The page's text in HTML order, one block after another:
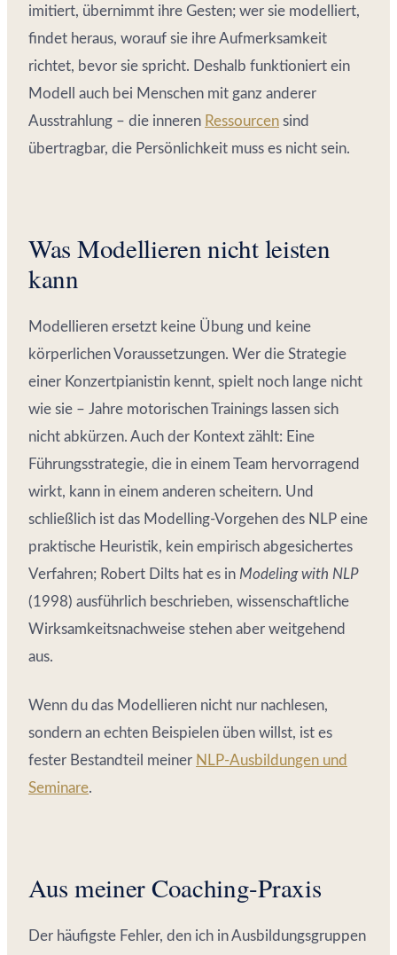
imitiert, übernimmt ihre Gesten; wer sie modelliert,
findet heraus, worauf sie ihre Aufmerksamkeit
richtet, bevor sie spricht. Deshalb funktioniert ein
Modell auch bei Menschen mit ganz anderer
Ausstrahlung – die inneren Ressourcen sind
übertragbar, die Persönlichkeit muss es nicht sein.
Was Modellieren nicht leisten
kann
Modellieren ersetzt keine Übung und keine
körperlichen Voraussetzungen. Wer die Strategie
einer Konzertpianistin kennt, spielt noch lange nicht
wie sie – Jahre motorischen Trainings lassen sich
nicht abkürzen. Auch der Kontext zählt: Eine
Führungsstrategie, die in einem Team hervorragend
wirkt, kann in einem anderen scheitern. Und
schließlich ist das Modelling-Vorgehen des NLP eine
praktische Heuristik, kein empirisch abgesichertes
Verfahren; Robert Dilts hat es in Modeling with NLP
(1998) ausführlich beschrieben, wissenschaftliche
Wirksamkeitsnachweise stehen aber weitgehend
aus.
Wenn du das Modellieren nicht nur nachlesen,
sondern an echten Beispielen üben willst, ist es
fester Bestandteil meiner NLP-Ausbildungen und
Seminare.
Aus meiner Coaching-Praxis
Der häufigste Fehler, den ich in Ausbildungsgruppen